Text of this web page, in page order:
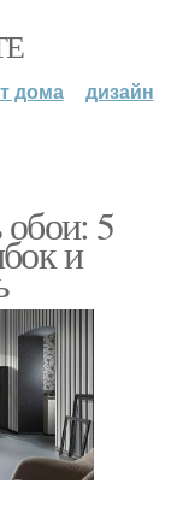
дома дизайн
5
и